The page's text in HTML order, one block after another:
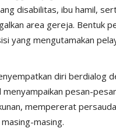
disabilitas, ibu hamil,
area gereja. Bentuk
yang mengutamakan
diri berdialog
pesan-
mempererat
masing.
KP3 Udara :
Frans Sales Lega